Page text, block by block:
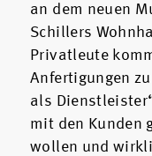
an dem neuen
Schillers
Privatleute
Anfertigungen
als
mit den Kunden
wollen und